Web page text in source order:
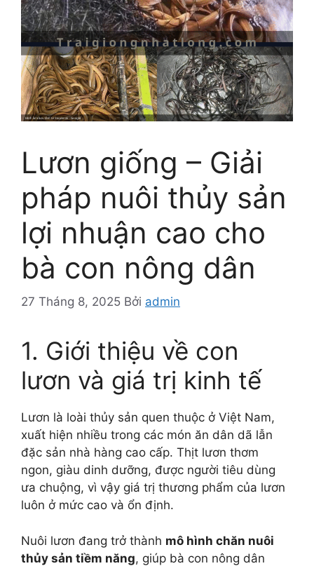
Lươn giống – Giải
pháp nuôi thủy sản
lợi nhuận cao cho
bà con nông dân
27 Tháng 8, 2025 Bởi admin
1. Giới thiệu về con
lươn và giá trị kinh tế
Lươn là loài thủy sản quen thuộc ở Việt Nam,
xuất hiện nhiều trong các món ăn dân dã lẫn
đặc sản nhà hàng cao cấp. Thịt lươn thơm
ngon, giàu dinh dưỡng, được người tiêu dùng
ưa chuộng, vì vậy giá trị thương phẩm của lươn
luôn ở mức cao và ổn định.
Nuôi lươn đang trở thành mô hình chăn nuôi
thủy sản tiềm năng, giúp bà con nông dân